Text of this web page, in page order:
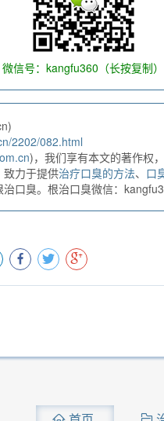
微信号：kangfu360（长按复制）
2202/082.html
)，我们享有本文的著作权
致力于提供治疗口臭的方法、 口
口臭。根治口臭微信：